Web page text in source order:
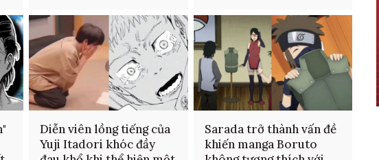
Diễn viên lồng tiếng của
Yuji Itadori khóc đầy
Sarada trở thành vấn đề
khiến manga Boruto